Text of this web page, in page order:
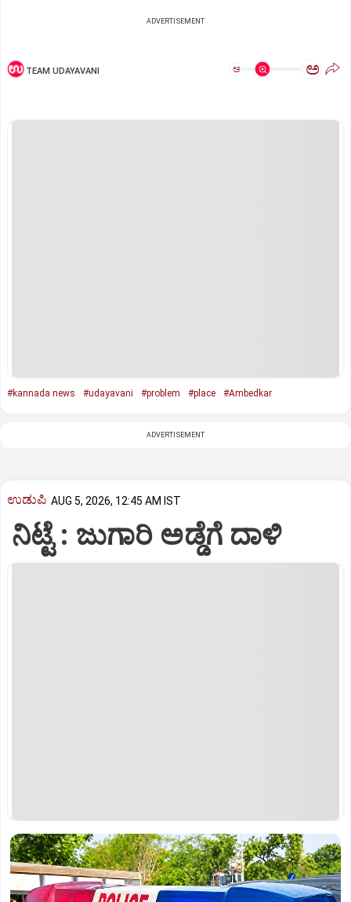
ADVERTISEMENT
TEAM UDAYAVANI ಅ ಅ
#kannada news #udayavani #problem #place #Ambedkar
ADVERTISEMENT
ಉಡುಪಿ AUG 5, 2026, 12:45 AM IST
ನಿಟ್ಟೆ : ಜುಗಾರಿ ಅಡ್ಡೆಗೆ ದಾಳಿ